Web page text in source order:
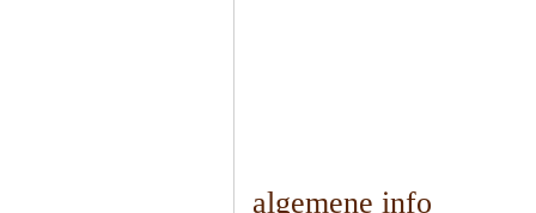
algemene info